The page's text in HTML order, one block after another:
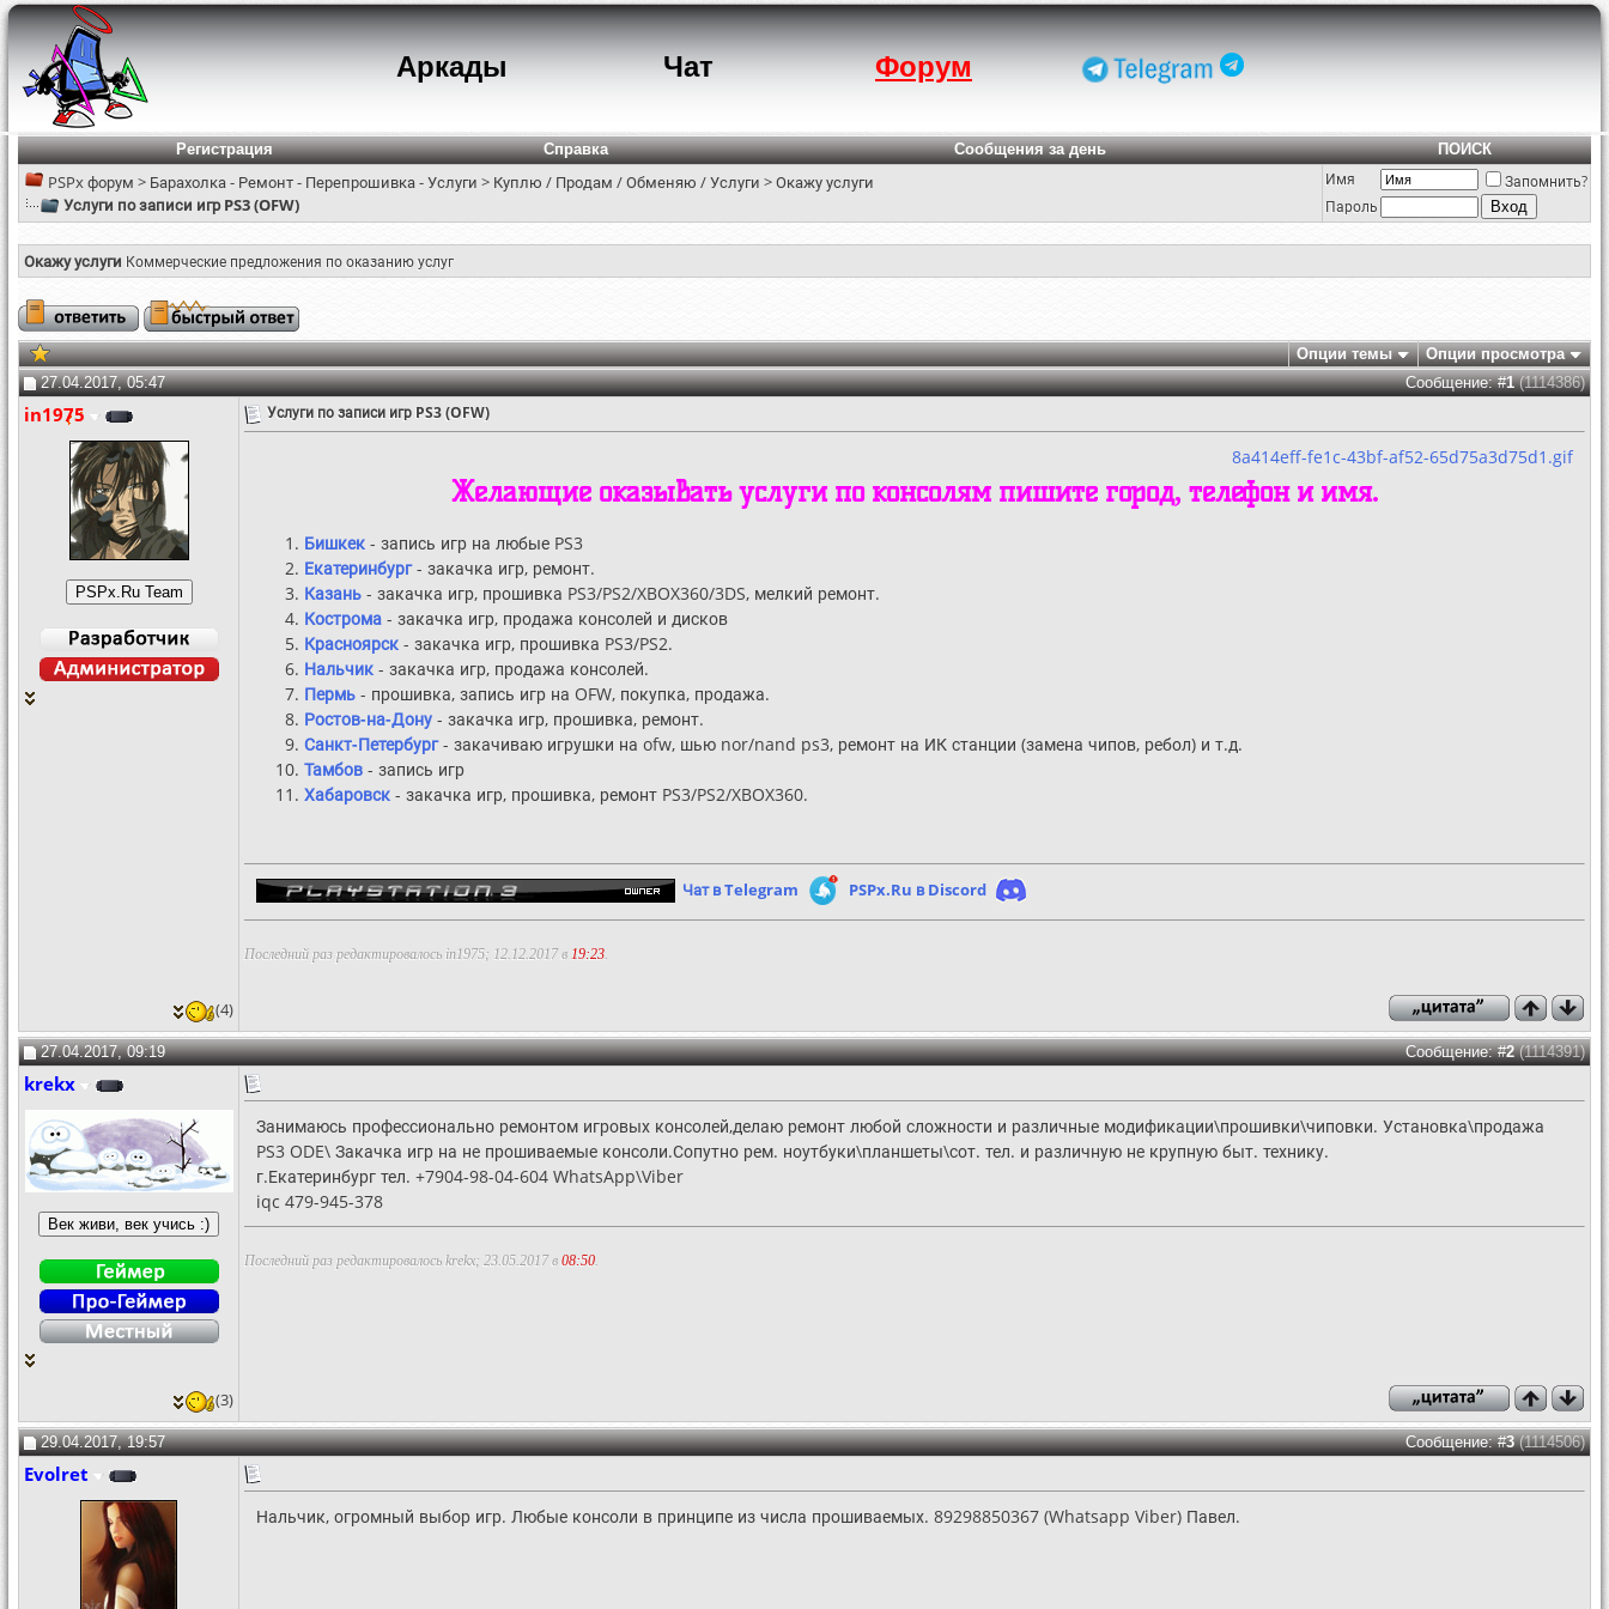
Аркады Чат Форум
Регистрация Справка Сообщения за день ПОИСК
PSPx форум > Барахолка - Ремонт - Перепрошивка - Услуги > Куплю / Продам / Обменяю / Услуги >Окажу услуги
Услуги по записи игр PS3 (OFW)
Имя
Запомнить?
Пароль
Окажу услуги Коммерческие предложения по оказанию услуг
Опции темы
Опции просмотра
27.04.2017, 05:47
Сообщение: #1(1114386)
in1975 Услуги по записи игр PS3 (OFW)
8a414eff-fe1c-43bf-af52-65d75a3d75d1.gif
Желающие оказывать услуги по консолям пишите город, телефон и имя.
Бишкек - запись игр на любые PS3
Екатеринбург- закачка игр, ремонт.
Казань - закачка игр, прошивка PS3/PS2/XBOX360/3DS, мелкий ремонт.
Кострома - закачка игр, продажа консолей и дисков
Красноярск - закачка игр, прошивка PS3/PS2.
Нальчик - закачка игр, продажа консолей.
Пермь - прошивка, запись игр на OFW, покупка, продажа.
Ростов-на-Дону - закачка игр, прошивка, ремонт.
Санкт-Петербург- закачиваю игрушки на ofw, шью nor/nand ps3, ремонт на ИК станции (замена чипов, ребол) и т.д.
Тамбов - запись игр
Хабаровск - закачка игр, прошивка, ремонт PS3/PS2/XBOX360.
Чат в Telegram PSPx.Ru в Discord
Последний раз редактировалось in1975; 12.12.2017 в 19:23.
(4)
27.04.2017, 09:19 Сообщение: #2(1114391)
krekx
Занимаюсь профессионально ремонтом игровых консолей,делаю ремонт любой сложности и различные модификации\прошивки\чиповки. Установка\продажа
PS3 ODE\ Закачка игр на не прошиваемые консоли.Сопутно рем. ноутбуки\планшеты\сот. тел. и различную не крупную быт. технику.
г.Екатеринбург тел. +7904-98-04-604 WhatsApp\Viber
iqc 479-945-378
Последний раз редактировалось krekx; 23.05.2017 в 08:50.
(3)
29.04.2017, 19:57 Сообщение: #3(1114506)
Evolret
Нальчик, огромный выбор игр. Любые консоли в принципе из числа прошиваемых. 89298850367 (Whatsapp Viber) Павел.